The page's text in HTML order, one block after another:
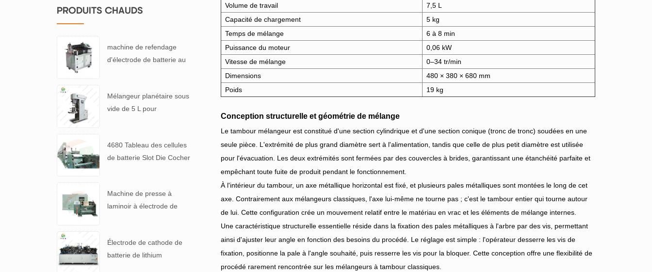
PRODUITS CHAUDS
machine de refendage
d'électrode de batterie au
Mélangeur planétaire sous
vide de 5 L pour
4680 Tableau des cellules
de batterie Slot Die Cocher
Machine de presse à
laminoir à électrode de
Électrode de cathode de
batterie de lithium
Volume de travail
7,5 L
Capacité de chargement
5 kg
Temps de mélange
6 à 8 min
Puissance du moteur
0,06 kW
Vitesse de mélange
0–34 tr/min
Dimensions
480 × 380 × 680 mm
Poids
19 kg
Conception structurelle et géométrie de mélange
Le tambour mélangeur est constitué d'une section cylindrique et d'une section conique (tronc de tronc) soudées en une
seule pièce. L'extrémité de plus grand diamètre sert à l'alimentation, tandis que celle de plus petit diamètre est utilisée
pour l'évacuation. Les deux extrémités sont fermées par des couvercles à brides, garantissant une étanchéité parfaite et
empêchant toute fuite de produit pendant le fonctionnement.
À l'intérieur du tambour, un axe métallique horizontal est fixé, et plusieurs pales métalliques sont montées le long de cet
axe. Contrairement aux mélangeurs classiques, l'axe lui-même ne tourne pas ; c'est le tambour entier qui tourne autour
de lui. Cette configuration crée un mouvement relatif entre le matériau en vrac et les éléments de mélange internes.
Une caractéristique structurelle essentielle réside dans la fixation des pales métalliques à l'arbre par des vis, permettant
ainsi d'ajuster leur angle en fonction des besoins du procédé. Le réglage est simple : l'opérateur desserre les vis de
fixation, positionne la pale à l'angle souhaité, puis resserre les vis pour la bloquer. Cette conception offre une flexibilité de
procédé rarement rencontrée sur les mélangeurs à tambour classiques.